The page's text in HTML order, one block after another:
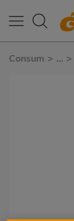
Consum > ... >